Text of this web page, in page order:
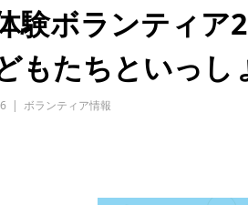
験ボランティ
もたちといっし
ボランティア情報